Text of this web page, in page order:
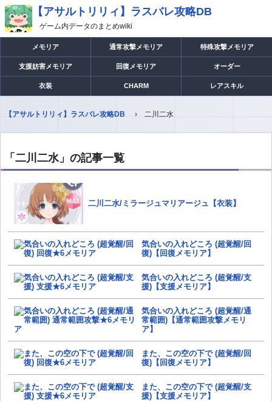
【アサルトリリィ】ラスバレ攻略DB
ゲーム内データのまとめwiki
メモリア 通常攻撃メモリア 特殊攻撃メモリア
支援妨害メモリア 回復メモリア オーダー
衣装 CHARM レアスキル
【アサルトリリィ】ラスバレ攻略DB 二川二水
「二川二水」の記事一覧
二川二水/ミラージュマリアージュ【衣装】
気合いの入れどころ (超覚醒/回
復)【回復メモリア】
気合いの入れどころ (超覚醒/支
援)【支援メモリア】
気合いの入れどころ (超覚醒/通
常範囲)【通常範囲攻撃メモリ
ア】
また、この空の下で (超覚醒/回
復)【回復メモリア】
また、この空の下で (超覚醒/支
援)【支援メモリア】